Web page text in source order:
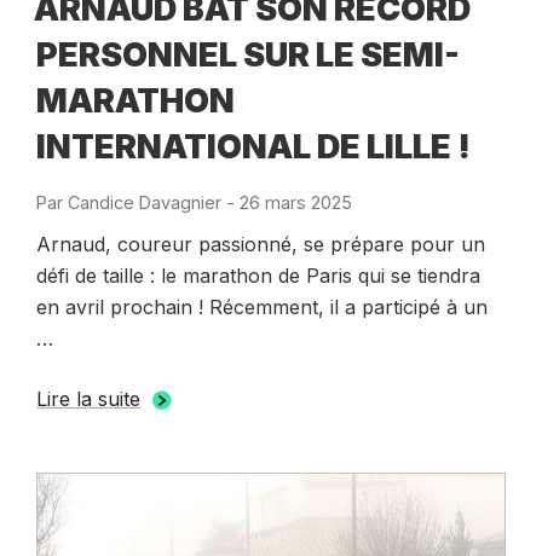
ARNAUD BAT SON RECORD
PERSONNEL SUR LE SEMI-
MARATHON
INTERNATIONAL DE LILLE !
Par Candice Davagnier - Publié
26 mars 2025
Arnaud, coureur passionné, se prépare pour un
défi de taille : le marathon de Paris qui se tiendra
en avril prochain ! Récemment, il a participé à un
…
Lire la suite